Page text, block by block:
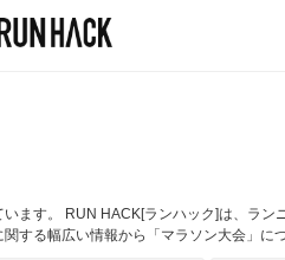
ます。 RUN HACK[ランハック]は、ラ
する幅広い情報から「マラソン大会」に